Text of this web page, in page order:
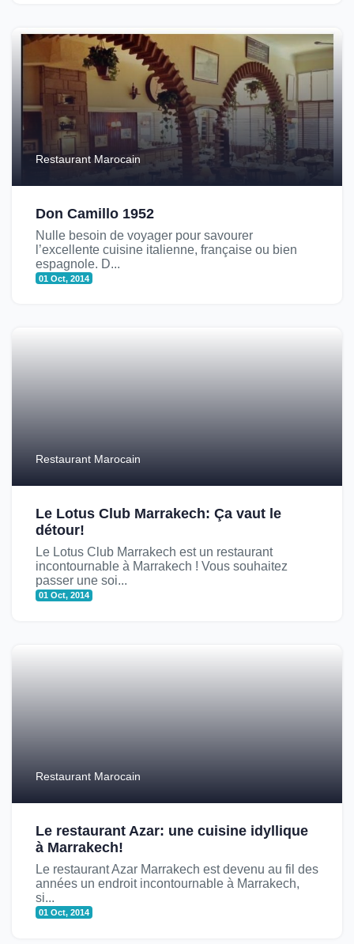
Restaurant Marocain
Don Camillo 1952
Nulle besoin de voyager pour savourer
l’excellente cuisine italienne, française ou bien
espagnole. D...
01 Oct, 2014
Restaurant Marocain
Le Lotus Club Marrakech: Ça vaut le
détour!
Le Lotus Club Marrakech est un restaurant
incontournable à Marrakech ! Vous souhaitez
passer une soi...
01 Oct, 2014
Restaurant Marocain
Le restaurant Azar: une cuisine idyllique
à Marrakech!
Le restaurant Azar Marrakech est devenu au fil des
années un endroit incontournable à Marrakech,
si...
01 Oct, 2014